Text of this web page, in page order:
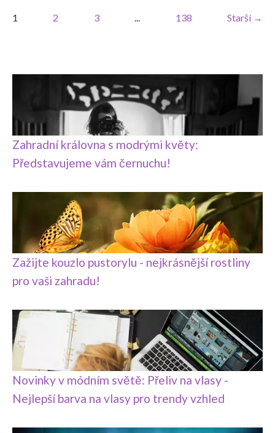
1 2 3 ... 138 Starší →
Zahradní královna s modrými květy:
Představujeme vám černuchu!
Zažijte kouzlo pustorylu - nejkrásnější rostliny
pro vaši zahradu!
Novinky v módním světě: Přeliv na vlasy -
Nejlepší barva na vlasy pro trendy vzhled